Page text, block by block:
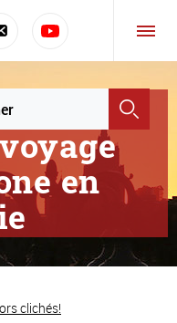
votre
en
clichés!